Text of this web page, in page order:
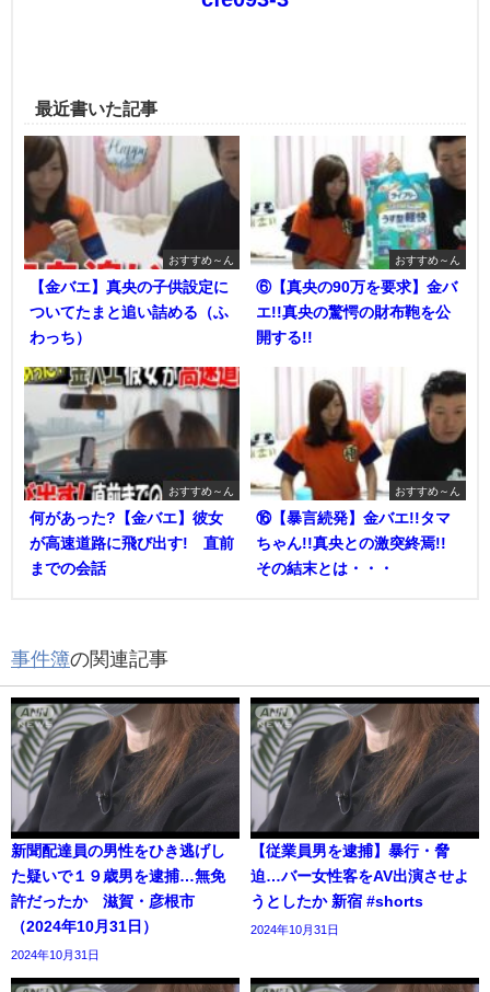
最近書いた記事
おすすめ～ん
【金バエ】真央の子供設定に
ついてたまと追い詰める（ふ
わっち）
おすすめ～ん
⑥【真央の90万を要求】金バ
エ!!真央の驚愕の財布鞄を公
開する!!
おすすめ～ん
何があった?【金バエ】彼女
が高速道路に飛び出す! 直前
までの会話
おすすめ～ん
⑯【暴言続発】金バエ!!タマ
ちゃん!!真央との激突終焉!!
その結末とは・・・
事件簿の関連記事
新聞配達員の男性をひき逃げし
た疑いで１９歳男を逮捕…無免
許だったか 滋賀・彦根市
（2024年10月31日）
2024年10月31日
【従業員男を逮捕】暴行・脅
迫…バー女性客をAV出演させよ
うとしたか 新宿 #shorts
2024年10月31日